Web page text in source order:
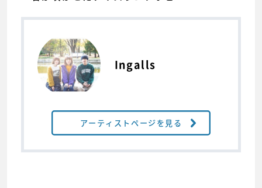
Ingalls
アーティストページを見る